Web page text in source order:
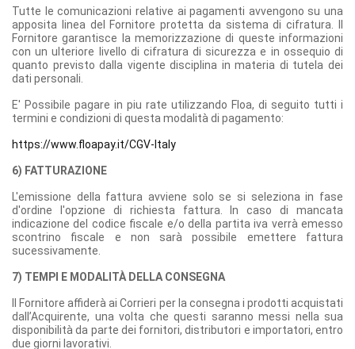
Tutte le comunicazioni relative ai pagamenti avvengono su una
apposita linea del Fornitore protetta da sistema di cifratura. Il
Fornitore garantisce la memorizzazione di queste informazioni
con un ulteriore livello di cifratura di sicurezza e in ossequio di
quanto previsto dalla vigente disciplina in materia di tutela dei
dati personali.
E' Possibile pagare in piu rate utilizzando Floa, di seguito tutti i
termini e condizioni di questa modalità di pagamento:
https://www.floapay.it/CGV-Italy
6) FATTURAZIONE
L'emissione della fattura avviene solo se si seleziona in fase
d'ordine l'opzione di richiesta fattura. In caso di mancata
indicazione del codice fiscale e/o della partita iva verrà emesso
scontrino fiscale e non sarà possibile emettere fattura
sucessivamente.
7) TEMPI E MODALITÀ DELLA CONSEGNA
Il Fornitore affiderà ai Corrieri per la consegna i prodotti acquistati
dall’Acquirente, una volta che questi saranno messi nella sua
disponibilità da parte dei fornitori, distributori e importatori, entro
due giorni lavorativi.